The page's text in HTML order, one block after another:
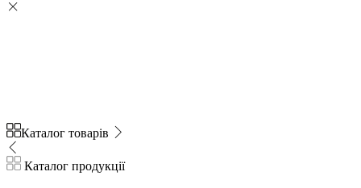
Каталог товарів
Каталог продукції